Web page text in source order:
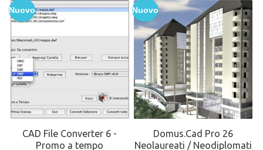
Nuovo
CAD File Converter 6 -
Promo a tempo
Nuovo
Domus.Cad Pro 26
Neolaureati / Neodiplomati